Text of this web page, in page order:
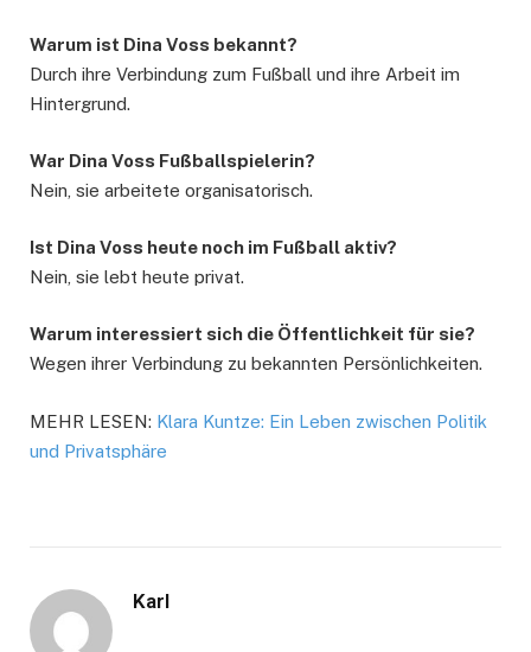
Warum ist Dina Voss bekannt?
Durch ihre Verbindung zum Fußball und ihre Arbeit im
Hintergrund.
War Dina Voss Fußballspielerin?
Nein, sie arbeitete organisatorisch.
Ist Dina Voss heute noch im Fußball aktiv?
Nein, sie lebt heute privat.
Warum interessiert sich die Öffentlichkeit für sie?
Wegen ihrer Verbindung zu bekannten Persönlichkeiten.
MEHR LESEN: Klara Kuntze: Ein Leben zwischen Politik
und Privatsphäre
Karl